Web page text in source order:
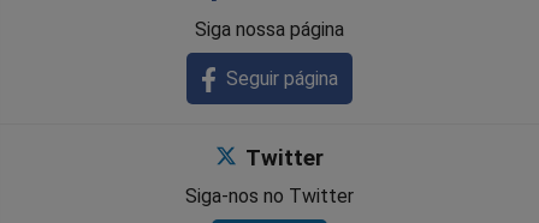
Siga nossa página
Seguir página
Twitter
Siga-nos no Twitter